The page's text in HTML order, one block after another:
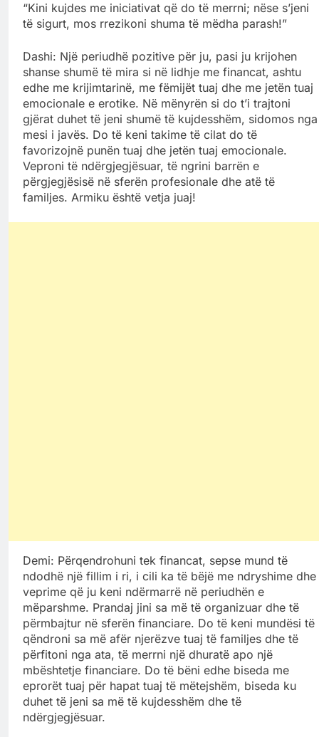
“Kini kujdes me iniciativat që do të merrni; nëse s’jeni
të sigurt, mos rrezikoni shuma të mëdha parash!”
Dashi: Një periudhë pozitive për ju, pasi ju krijohen
shanse shumë të mira si në lidhje me financat, ashtu
edhe me krijimtarinë, me fëmijët tuaj dhe me jetën tuaj
emocionale e erotike. Në mënyrën si do t’i trajtoni
gjërat duhet të jeni shumë të kujdesshëm, sidomos nga
mesi i javës. Do të keni takime të cilat do të
favorizojnë punën tuaj dhe jetën tuaj emocionale.
Veproni të ndërgjegjësuar, të ngrini barrën e
përgjegjësisë në sferën profesionale dhe atë të
familjes. Armiku është vetja juaj!
Demi: Përqendrohuni tek financat, sepse mund të
ndodhë një fillim i ri, i cili ka të bëjë me ndryshime dhe
veprime që ju keni ndërmarrë në periudhën e
mëparshme. Prandaj jini sa më të organizuar dhe të
përmbajtur në sferën financiare. Do të keni mundësi të
qëndroni sa më afër njerëzve tuaj të familjes dhe të
përfitoni nga ata, të merrni një dhuratë apo një
mbështetje financiare. Do të bëni edhe biseda me
eprorët tuaj për hapat tuaj të mëtejshëm, biseda ku
duhet të jeni sa më të kujdesshëm dhe të
ndërgjegjësuar.